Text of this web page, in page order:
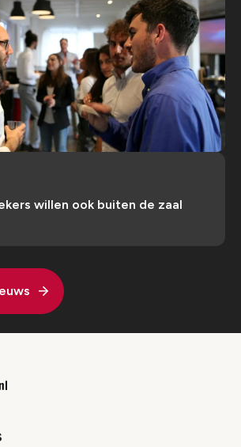
willen ook buiten de zaal